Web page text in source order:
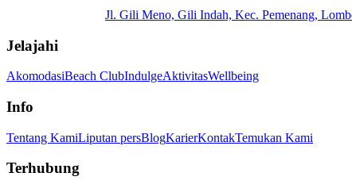
Jl. Gili Meno, Gili Indah, Kec. Pemenang,
Jelajahi
AkomodasiBeach ClubIndulgeAktivitasWellbeing
Info
Tentang KamiLiputan persBlogKarierKontakTemukan Kami
Terhubung